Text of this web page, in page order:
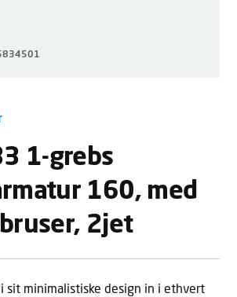
1-grebs
160, med
2jet
i sit minimalistiske design in i ethvert